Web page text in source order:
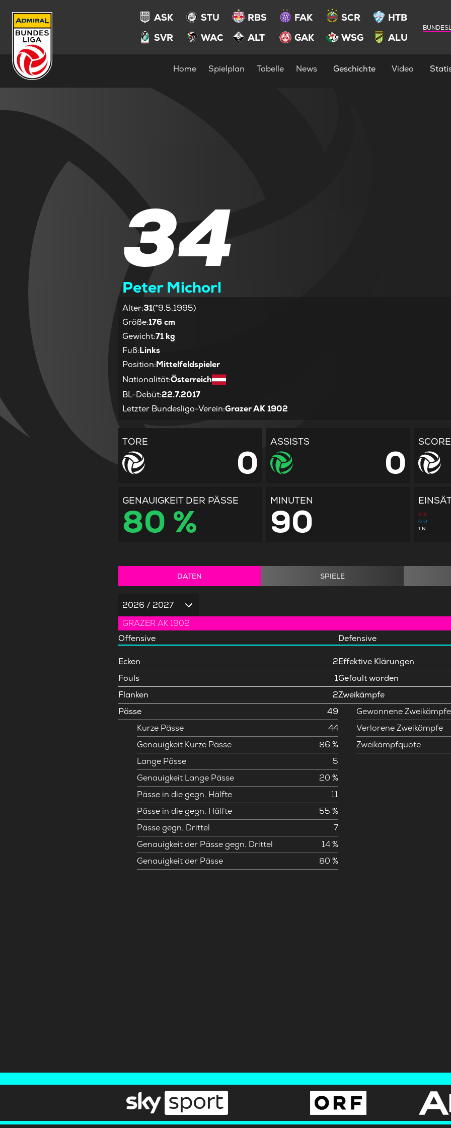
ASK STU RBS FAK SCR
HTB
SVR
WAC ALT GAK WSG ALU
Home Spielplan Tabelle News Geschichte Video
34
Peter Michorl
Alter:31(*9.5.1995)
Größe:176 cm
Gewicht:71 kg
Fuß:Links
Position:Mittelfeldspieler
Nationalität:Österreich
BL-Debüt:22.7.2017
Letzter Bundesliga-Verein:Grazer AK 1902
TORE
0
ASSISTS
0
SCORE
GENAUIGKEIT DER PÄSSE
80 %
MINUTEN
90 0S
0U
1N
DATEN SPIELE
2026 / 2027
GRAZER AK 1902
Offensive
Ecken
2
Fouls
1
Flanken
2
Pässe
49
Kurze Pässe
44
Genauigkeit Kurze Pässe
86 %
Lange Pässe
5
Genauigkeit Lange Pässe
20 %
Pässe in die gegn. Hälfte
11
Pässe in die gegn. Hälfte
55 %
Pässe gegn. Drittel
7
Genauigkeit der Pässe gegn. Drittel
14 %
Genauigkeit der Pässe
80 %
Defensive
Effektive Klärungen
Gefoult worden
Zweikämpfe
Gewonnene Zweikämpfe
Verlorene Zweikämpfe
Zweikämpfquote